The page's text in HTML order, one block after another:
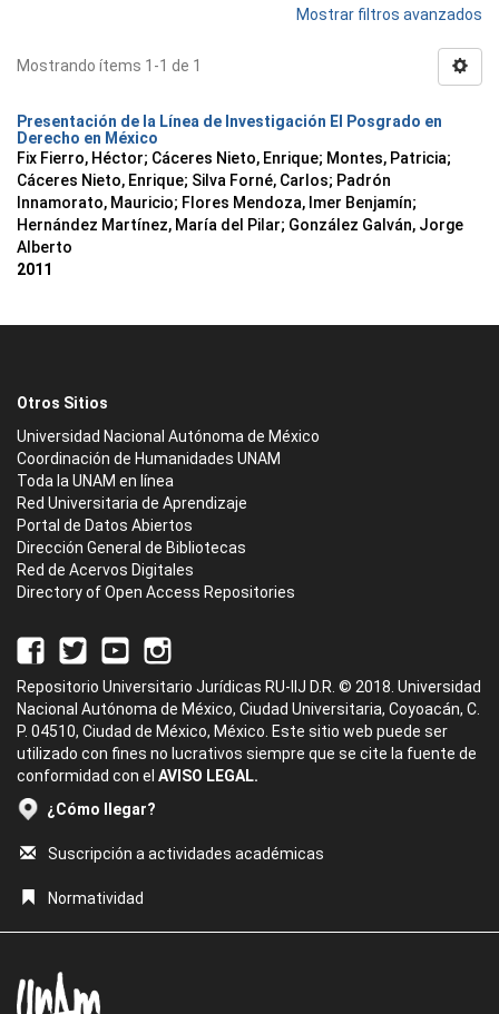
Mostrar filtros avanzados
Mostrando ítems 1-1 de 1
Presentación de la Línea de Investigación El Posgrado en
Derecho en México
Fix Fierro, Héctor; Cáceres Nieto, Enrique; Montes, Patricia;
Cáceres Nieto, Enrique; Silva Forné, Carlos; Padrón
Innamorato, Mauricio; Flores Mendoza, Imer Benjamín;
Hernández Martínez, María del Pilar; González Galván, Jorge
Alberto
2011
Otros Sitios
Universidad Nacional Autónoma de México
Coordinación de Humanidades UNAM
Toda la UNAM en línea
Red Universitaria de Aprendizaje
Portal de Datos Abiertos
Dirección General de Bibliotecas
Red de Acervos Digitales
Directory of Open Access Repositories
Repositorio Universitario Jurídicas RU-IIJ D.R. © 2018. Universidad
Nacional Autónoma de México, Ciudad Universitaria, Coyoacán, C.
P. 04510, Ciudad de México, México. Este sitio web puede ser
utilizado con fines no lucrativos siempre que se cite la fuente de
conformidad con el AVISO LEGAL.
¿Cómo llegar?
Suscripción a actividades académicas
Normatividad